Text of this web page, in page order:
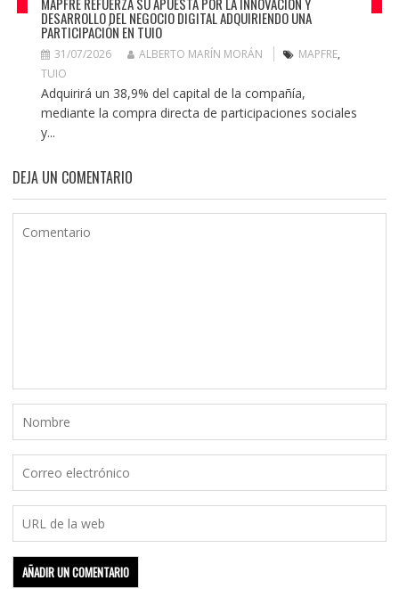
DESARROLLO DEL NEGOCIO DIGITAL ADQUIRIENDO UNA
PARTICIPACIÓN EN TUIO
31/07/2026 ALBERTO MARÍN MORÁN MAPFRE,
TUIO
Adquirirá un 38,9% del capital de la compañía,
mediante la compra directa de participaciones sociales
y...
DEJA UN COMENTARIO